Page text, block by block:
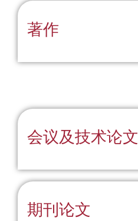
著作
会议及技术论文
期刊论文